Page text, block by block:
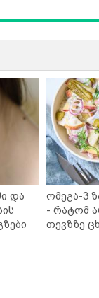
და
ომეგა-3
- რატომ
თევზზე